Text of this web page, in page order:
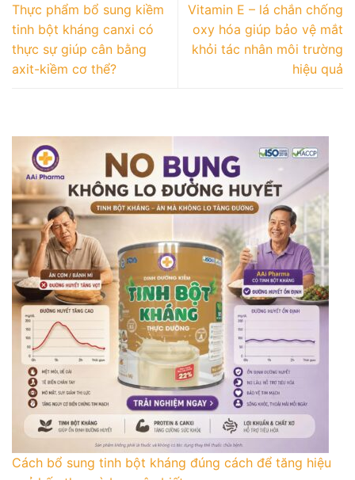
Thực phẩm bổ sung kiềm
tinh bột kháng canxi có
thực sự giúp cân bằng
axit-kiềm cơ thể?
Vitamin E – lá chắn chống
oxy hóa giúp bảo vệ mắt
khỏi tác nhân môi trường
hiệu quả
Cách bổ sung tinh bột kháng đúng cách để tăng hiệu